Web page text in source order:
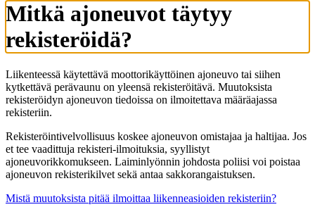
Mitkä ajoneuvot täytyy
rekisteröidä?
Liikenteessä käytettävä moottorikäyttöinen ajoneuvo tai siihen
kytkettävä perävaunu on yleensä rekisteröitävä. Muutoksista
rekisteröidyn ajoneuvon tiedoissa on ilmoitettava määräajassa
rekisteriin.
Rekisteröintivelvollisuus koskee ajoneuvon omistajaa ja haltijaa. Jos
et tee vaadittuja rekisteri-ilmoituksia, syyllistyt
ajoneuvorikkomukseen. Laiminlyönnin johdosta poliisi voi poistaa
ajoneuvon rekisterikilvet sekä antaa sakkorangaistuksen.
Mistä muutoksista pitää ilmoittaa liikenneasioiden rekisteriin?